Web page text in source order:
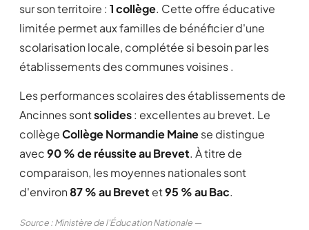
sur son territoire : 1 collège. Cette offre éducative
limitée permet aux familles de bénéficier d'une
scolarisation locale, complétée si besoin par les
établissements des communes voisines .
Les performances scolaires des établissements de
Ancinnes sontsolides: excellentes au brevet. Le
collègeCollège Normandie Mainese distingue
avec90 % de réussite au Brevet. À titre de
comparaison, les moyennes nationales sont
d'environ87 % au Brevet et95 % au Bac.
Source : Ministère de l'Éducation Nationale —